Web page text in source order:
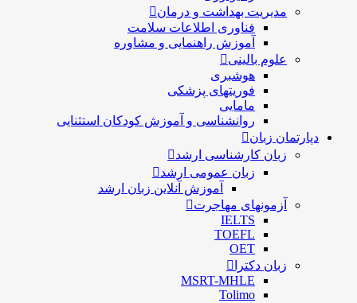
مدیریت بهداشت و درمان
فناوری اطلاعات سلامت
آموزش راهنمایی و مشاوره
علوم بالینی
هوشبری
فوریتهای پزشکی
مامایی
روانشناسی و آموزش کودکان استثنایی
دپارتمان زبان
زبان کارشناسی ارشد
زبان عمومی ارشد
آموزش آنلاین زبان ارشد
آزمونهای مهاجرت
IELTS
TOEFL
OET
زبان دکترا
MSRT-MHLE
Tolimo